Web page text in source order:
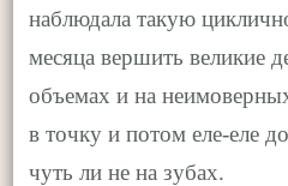
наблюдала такую
месяца вершить великие
объемах и на
в точку и потом еле-еле
чуть ли не на зубах.